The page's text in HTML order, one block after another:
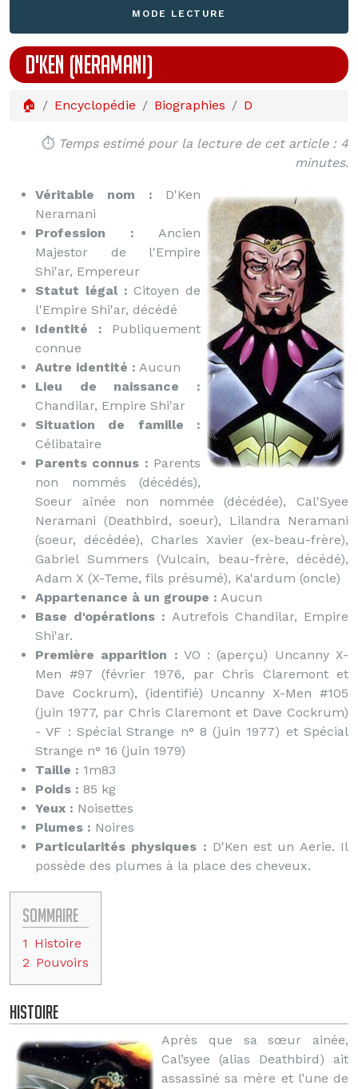
MODE LECTURE
D'KEN (NERAMANI)
🏠 Encyclopédie Biographies D
⏱️ Temps estimé pour la lecture de cet article : 4
minutes.
Véritable nom : D'Ken
Neramani
Profession : Ancien
Majestor de l'Empire
Shi'ar, Empereur
Statut légal : Citoyen de
l'Empire Shi'ar, décédé
Identité : Publiquement
connue
Autre identité : Aucun
Lieu de naissance :
Chandilar, Empire Shi'ar
Situation de famille :
Célibataire
Parents connus : Parents
non nommés (décédés),
Soeur aînée non nommée (décédée), Cal'Syee
Neramani (Deathbird, soeur), Lilandra Neramani
(soeur, décédée), Charles Xavier (ex-beau-frère),
Gabriel Summers (Vulcain, beau-frère, décédé),
Adam X (X-Teme, fils présumé), Ka'ardum (oncle)
Appartenance à un groupe : Aucun
Base d'opérations : Autrefois Chandilar, Empire
Shi'ar.
Première apparition : VO : (aperçu) Uncanny X-
Men #97 (février 1976, par Chris Claremont et
Dave Cockrum), (identifié) Uncanny X-Men #105
(juin 1977, par Chris Claremont et Dave Cockrum)
- VF : Spécial Strange n° 8 (juin 1977) et Spécial
Strange n° 16 (juin 1979)
Taille : 1m83
Poids : 85 kg
Yeux : Noisettes
Plumes : Noires
Particularités physiques : D'Ken est un Aerie. Il
possède des plumes à la place des cheveux.
Sommaire
1 Histoire
2 Pouvoirs
Histoire
Après que sa sœur ainée,
Cal’syee (alias Deathbird) ait
assassiné sa mère et l’une de